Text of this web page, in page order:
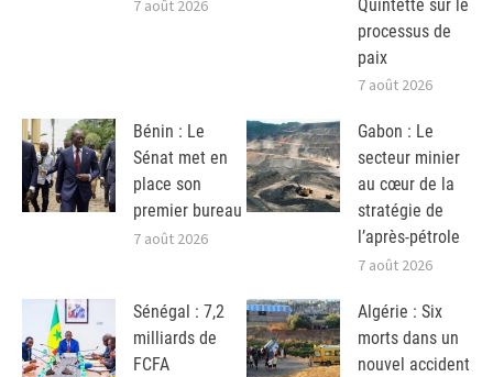
7 août 2026
Quintette sur le
processus de
paix
7 août 2026
Bénin : Le
Sénat met en
place son
premier bureau
7 août 2026
Gabon : Le
secteur minier
au cœur de la
stratégie de
l’après-pétrole
7 août 2026
Sénégal : 7,2
milliards de
FCFA
Algérie : Six
morts dans un
nouvel accident